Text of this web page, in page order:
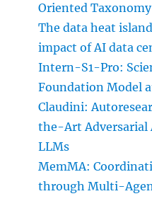
Oriented Taxonomy
The data heat
impact of AI data
Intern-S1-Pro:
Foundation Model
Claudini:
the-Art
LLMs
MemMA:
through Multi-